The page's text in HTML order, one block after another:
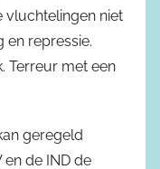
vluchtelingen niet
en repressie.
Terreur met een
geregeld
de IND de